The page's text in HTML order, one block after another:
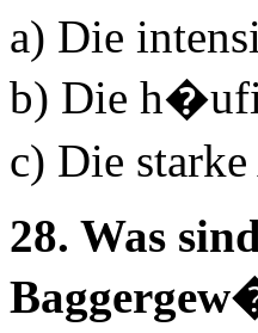
a) Die
b) Die
c) Die
28. Was